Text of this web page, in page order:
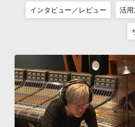
サンプルパック »
ソフトウェア／ツール
DAW »
特集 »
ニュースレター »
SONICWIREブログ »
DTMガイド »
FAQ »
DUBSTEP
プラグ
ソフトウェア／ツール
インタビュー／レビュー 活用